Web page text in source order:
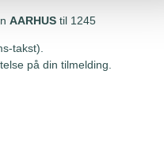
AARHUStil 1245
takst).
på din tilmelding.